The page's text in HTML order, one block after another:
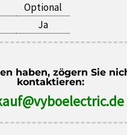
Optional
Ja
haben, zögern Sie
kontaktieren: